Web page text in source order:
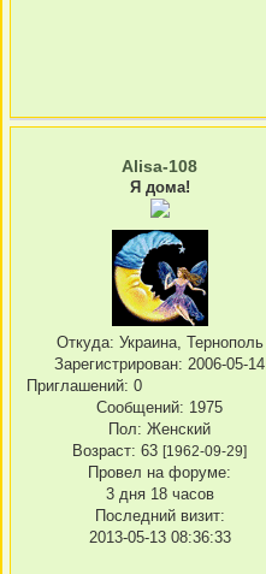
Alisa-108
Я дома!
Откуда: Украина, Тернополь
Зарегистрирован: 2006-05-14
Приглашений: 0
Сообщений: 1975
Пол: Женский
Возраст: 63 [1962-09-29]
Провел на форуме:
3 дня 18 часов
Последний визит:
2013-05-13 08:36:33